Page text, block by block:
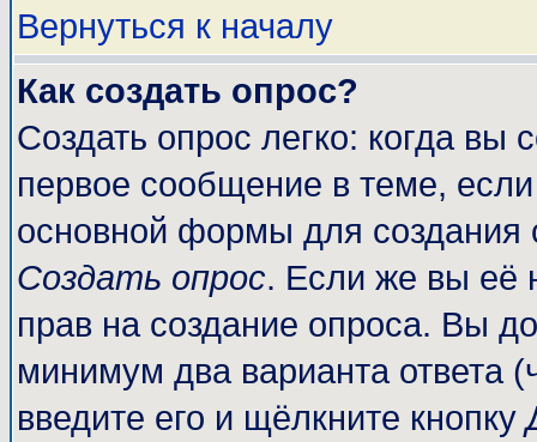
Вернуться к началу
Как создать опрос?
Создать опрос легко: когда вы
первое сообщение в теме,
основной формы для
Создать опрос. Если же вы её
прав на создание опроса. Вы
минимум два варианта ответа
введите его и щёлкните кнопку